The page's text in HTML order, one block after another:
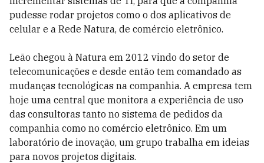
pudesse rodar projetos como o dos aplicativos de
celular e a Rede Natura, de comércio eletrônico.
Leão chegou à Natura em 2012 vindo do setor de
telecomunicações e desde então tem comandado as
mudanças tecnológicas na companhia. A empresa tem
hoje uma central que monitora a experiência de uso
das consultoras tanto no sistema de pedidos da
companhia como no comércio eletrônico. Em um
laboratório de inovação, um grupo trabalha em ideias
para novos projetos digitais.